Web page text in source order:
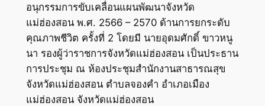
อนุกรรมการขับเคลื่อนแผนพัฒนาจังหวัด
แม่ฮ่องสอน พ.ศ. 2566 – 2570 ด้านการยกระดับ
คุณภาพชีวิต ครั้งที่ 2 โดยมี นายอุดมศักดิ์ ขาวหนู
นา รองผู้ว่าราชการจังหวัดแม่ฮ่องสอน เป็นประธาน
การประชุม ณ ห้องประชุมสำนักงานสาธารณสุข
จังหวัดแม่ฮ่องสอน ตำบลจองคำ อำเภอเมือง
แม่ฮ่องสอน จังหวัดแม่ฮ่องสอน